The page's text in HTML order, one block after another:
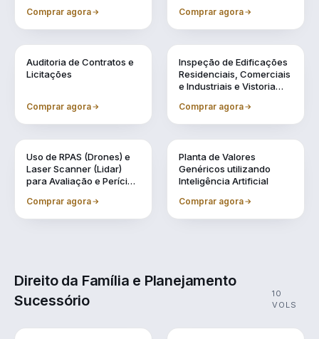
Comprar agora Comprar agora
Auditoria de Contratos e
Licitações
Comprar agora
Inspeção de Edificações
Residenciais, Comerciais
e Industriais e Vistoria
Comprar agora
Uso de RPAS (Drones) e
Laser Scanner (Lidar)
para Avaliação e Perícia
Comprar agora
Planta de Valores
Genéricos utilizando
Inteligência Artificial
Comprar agora
Direito da Família e Planejamento
Sucessório
10
VOLS